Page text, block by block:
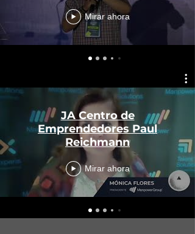
Mirar ahora
JA Centro de
Emprendedores Paul
Reichmann
Mirar ahora